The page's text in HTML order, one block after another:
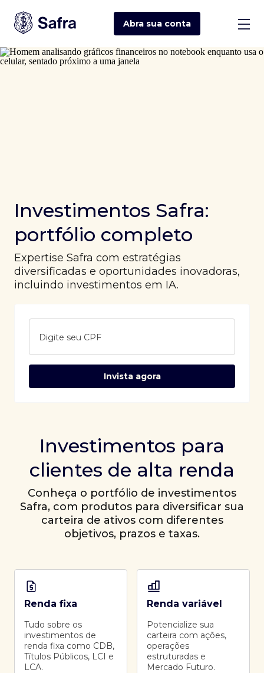
Abra sua conta
Investimentos Safra:
portfólio completo
Expertise Safra com estratégias
diversificadas e oportunidades inovadoras,
incluindo investimentos em IA.
Digite seu CPF
Invista agora
Investimentos para
clientes de alta renda
Conheça o portfólio de investimentos
Safra, com produtos para diversificar sua
carteira de ativos com diferentes
objetivos, prazos e taxas.
Renda fixa
Tudo sobre os
investimentos de
renda fixa como CDB,
Títulos Públicos, LCI e
LCA.
Renda variável
Potencialize sua
carteira com ações,
operações
estruturadas e
Mercado Futuro.